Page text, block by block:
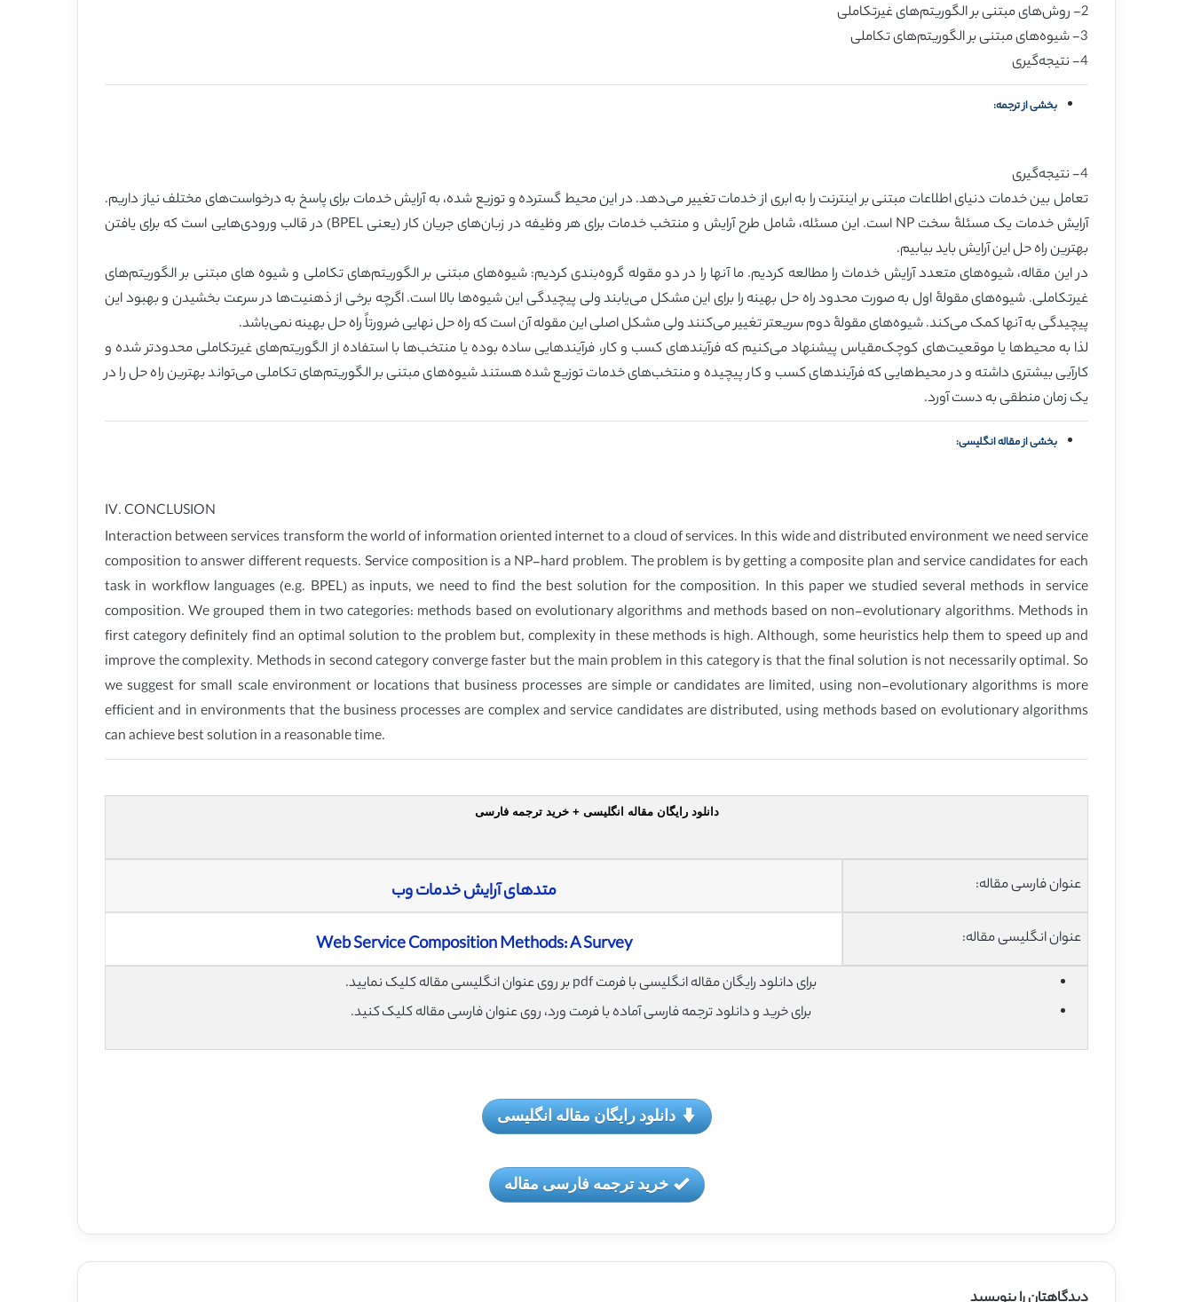
2- روش‌های مبتنی بر الگوریتم‌های غیرتکاملی
3- شیوه‌های مبتنی بر الگوریتم‌های تکاملی
4- نتیجه‌گیری
بخشی از ترجمه:
4- نتیجه‌گیری
تعامل بین خدمات دنیای اطلاعات مبتنی بر اینترنت را به ابری از خدمات تغییر می‌دهد. در این محیط گسترده و توزیع شده، به آرایش خدمات برای پاسخ به درخواست‌های مختلف نیاز داریم.
آرایش خدمات یک مسئلۀ سخت NP است. این مسئله، شامل طرح آرایش و منتخب خدمات برای هر وظیفه در زبان‌های جریان کار (یعنی BPEL) در قالب ورودی‌هایی است که برای یافتن
بهترین راه حل این آرایش باید بیابیم.
در این مقاله، شیوه‌های متعدد آرایش خدمات را مطالعه کردیم. ما آنها را در دو مقوله گروه‌بندی کردیم: شیوه‌های مبتنی بر الگوریتم‌های تکاملی و شیوه های مبتنی بر الگوریتم‌های
غیرتکاملی. شیوه‌های مقولۀ اول به صورت محدود راه حل بهینه را برای این مشکل می‌یابند ولی پیچیدگی این شیوه‌ها بالا است. اگرچه برخی از ذهنیت‌ها در سرعت بخشیدن و بهبود این
پیچیدگی به آنها کمک می‌کند. شیوه‌های مقولۀ دوم سریعتر تغییر می‌کنند ولی مشکل اصلی این مقوله آن است که راه حل نهایی ضرورتاً راه حل بهینه نمی‌باشد.
لذا به محیط‌ها یا موقعیت‌های کوچک‌مقیاس پیشنهاد می‌کنیم که فرآیندهای کسب و کار، فرآیندهایی ساده بوده یا منتخب‌ها با استفاده از الگوریتم‌های غیرتکاملی محدودتر شده و
کارآیی بیشتری داشته و در محیط‌هایی که فرآیندهای کسب و کار پیچیده و منتخب‌های خدمات توزیع شده هستند شیوه‌های مبتنی بر الگوریتم‌های تکاملی می‌تواند بهترین راه حل را در
یک زمان منطقی به دست آورد.
بخشی از مقاله انگلیسی:
IV. CONCLUSION
Interaction between services transform the world of information oriented internet to a cloud of services. In this wide and distributed environment we need service
composition to answer different requests. Service composition is a NP-hard problem. The problem is by getting a composite plan and service candidates for each
task in workflow languages (e.g. BPEL) as inputs, we need to find the best solution for the composition. In this paper we studied several methods in service
composition. We grouped them in two categories: methods based on evolutionary algorithms and methods based on non-evolutionary algorithms. Methods in
first category definitely find an optimal solution to the problem but, complexity in these methods is high. Although, some heuristics help them to speed up and
improve the complexity. Methods in second category converge faster but the main problem in this category is that the final solution is not necessarily optimal. So
we suggest for small scale environment or locations that business processes are simple or candidates are limited, using non-evolutionary algorithms is more
efficient and in environments that the business processes are complex and service candidates are distributed, using methods based on evolutionary algorithms
can achieve best solution in a reasonable time.
دانلود رایگان مقاله انگلیسی + خرید ترجمه فارسی
عنوان فارسی مقاله: متدهای آرایش خدمات وب
عنوان انگلیسی مقاله: Web Service Composition Methods: A Survey
برای دانلود رایگان مقاله انگلیسی با فرمت pdf بر روی عنوان انگلیسی مقاله کلیک نمایید.
برای خرید و دانلود ترجمه فارسی آماده با فرمت ورد، روی عنوان فارسی مقاله کلیک کنید.
دانلود رایگان مقاله انگلیسی
خرید ترجمه فارسی مقاله